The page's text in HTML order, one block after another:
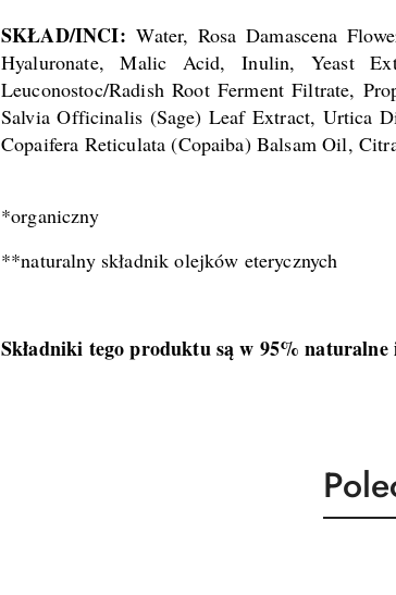
SKŁAD/INCI: Water, Rosa Damascena
Hyaluronate, Malic Acid, Inulin, Yeast
Leuconostoc/Radish Root Ferment Filtrate,
Salvia Officinalis (Sage) Leaf Extract, Urtica
Copaifera Reticulata (Copaiba) Balsam Oil,
*organiczny
**naturalny składnik olejków eterycznych
Składniki tego produktu są w 95%
o